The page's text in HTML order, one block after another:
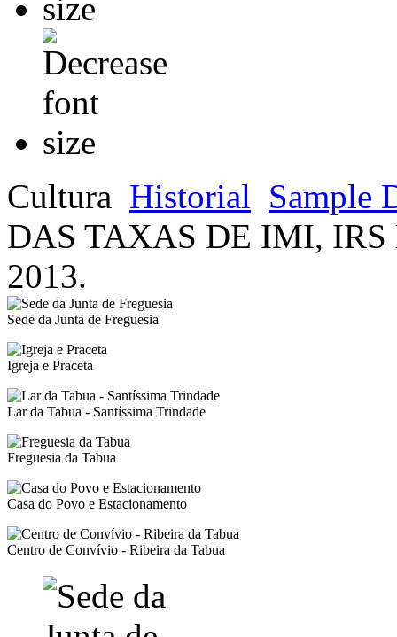
Cultura Historial Sample
DAS TAXAS DE IMI,
2013.
Sede da Junta de Freguesia
Igreja e Praceta
Lar da Tabua - Santíssima Trindade
Freguesia da Tabua
Casa do Povo e Estacionamento
Centro de Convívio - Ribeira da Tabua